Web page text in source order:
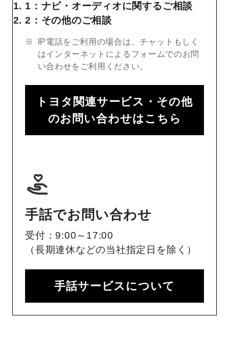
1：ナビ・オーディオに関するご相談
2：その他のご相談
IP電話をご利用の場合は、チャットもしく
はインターネットによるフォームでのお問
い合わせをご利用ください。
トヨタ関連サービス・その他
のお問い合わせはこちら
手話でお問い合わせ
受付：9:00～17:00
（長期連休などの当社指定日を除く）
手話サービスについて